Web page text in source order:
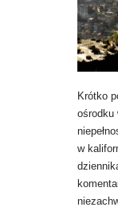
Krótko
ośrodku
w